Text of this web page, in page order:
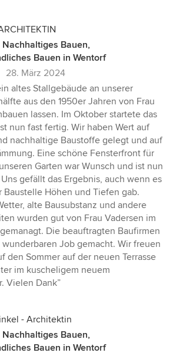
Bauen,
Bauen in Wentorf
28. März 2024
altes Stallgebäude an unserer
aus den 1950er Jahren von Frau
lassen. Im Oktober startete das
nun fast fertig. Wir haben Wert auf
nachhaltige Baustoffe gelegt und auf
Eine schöne Fensterfront für
Garten war Wunsch und ist nun
gefällt das Ergebnis, auch wenn es
Baustelle Höhen und Tiefen gab.
alte Bausubstanz und andere
wurden gut von Frau Vadersen im
Die beauftragten Baufirmen
Job gemacht. Wir freuen
den Sommer auf der neuen Terrasse
im kuscheligem neuem
Vielen Dank”
- Architektin
Bauen,
Bauen in Wentorf